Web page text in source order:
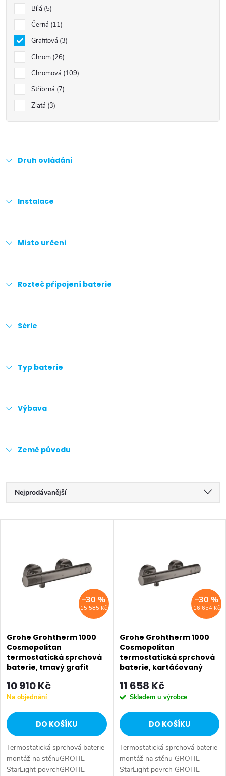
Bílá 5
Černá 11
Grafitová 3
Chrom 26
Chromová 109
Stříbrná 7
Zlatá 3
Druh ovládání
Instalace
Místo určení
Rozteč připojení baterie
Série
Typ baterie
Výbava
Země původu
Ř
a
p
r
o
d
u
k
t
Nejprodávanější
Abecedně
p
r
o
d
u
k
15 585 Kč
–30 %
Grohe Grohtherm 1000
Cosmopolitan
termostatická sprchová
baterie, tmavý grafit
10 910 Kč
Na objednání
DO KOŠÍKU
Termostatická sprchová baterie
montáž na stěnuGROHE
StarLight povrchGROHE
16 654 Kč
–30 %
Grohe Grohtherm 1000
Cosmopolitan
termostatická sprchová
baterie, kartáčovaný
11 658 Kč
Skladem u výrobce
DO KOŠÍKU
Termostatická sprchová baterie
montáž na stěnu GROHE
StarLight povrch GROHE